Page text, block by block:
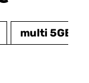
multi 5GB